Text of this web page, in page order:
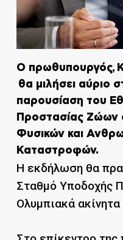
Ο πρωθυπουργός,
θα μιλήσει αύριο
παρουσίαση του
Προστασίας Ζώων
Φυσικών και
Καταστροφών.
Η εκδήλωση θα
Σταθμό Υποδοχής
Ολυμπιακά ακίνητα